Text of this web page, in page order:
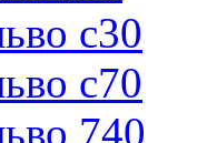
c30
c70
740